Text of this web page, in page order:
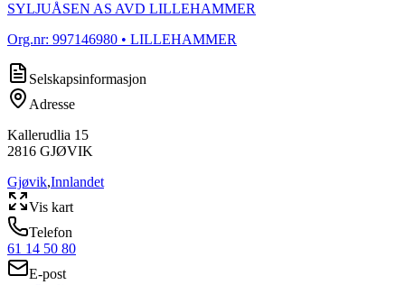
SYLJUÅSEN AS AVD LILLEHAMMER
Org.nr: 997146980 • LILLEHAMMER
Selskapsinformasjon
Adresse
Kallerudlia 15
2816 GJØVIK
Gjøvik,Innlandet
Vis kart
Telefon
61 14 50 80
E-post